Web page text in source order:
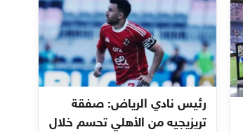
رئيس نادي الرياض: صفقة
تريزيجيه من الأهلي تحسم خلال